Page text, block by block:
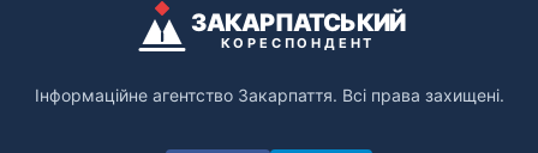
ЗАКАРПАТСЬКИЙ
КОРЕСПОНДЕНТ
Інформаційне агентство Закарпаття. Всі права захищені.